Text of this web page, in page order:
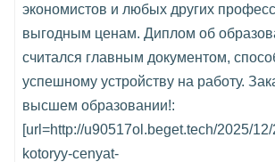
экономистов и любых других
выгодным ценам. Диплом об
считался главным документом,
успешному устройству на работу.
высшем образовании!:
[url=http://u90517ol.beget.tech/2025/
kotoryy-cenyat-